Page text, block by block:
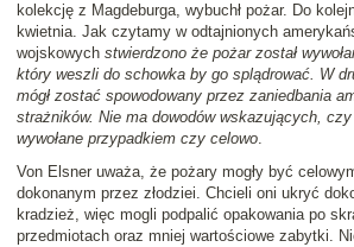
kolekcję z Magdeburga, wybuchł pożar. Do
kwietnia. Jak czytamy w odtajnionych
wojskowych stwierdzono że pożar został
który weszli do schowka by go splądrować. W
mógł zostać spowodowany przez zaniedbania
strażników. Nie ma dowodów wskazujących, czy
wywołane przypadkiem czy celowo.
Von Elsner uważa, że pożary mogły być
dokonanym przez złodziei. Chcieli oni ukryć
kradzież, więc mogli podpalić opakowania po
przedmiotach oraz mniej wartościowe zabytki.